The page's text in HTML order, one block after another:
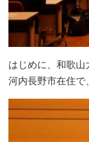
はじめに、和歌
河内長野市在住で